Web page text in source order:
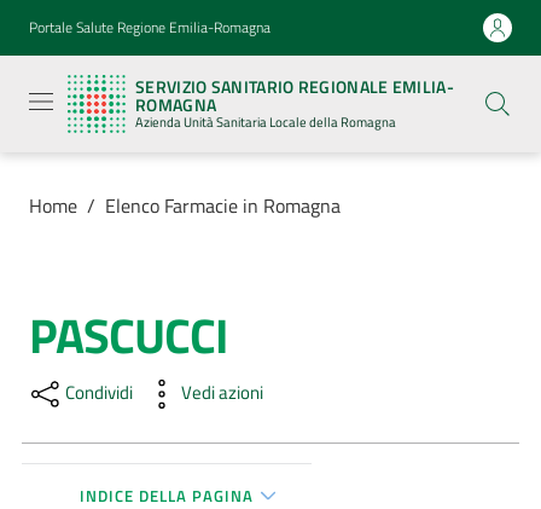
Vai al contenuto
Vai alla navigazione
Vai al footer
Portale Salute Regione Emilia-Romagna
SERVIZIO SANITARIO REGIONALE EMILIA-
ROMAGNA
Azienda Unità Sanitaria Locale della Romagna
Sanitario
Regionale
Emilia-
Romagna
Azienda
Sanitaria
Locale della
Azienda
Servizi
Luoghi
Home / Elenco Farmacie in Romagna
Salta al contenuto
PASCUCCI
Condividi Vedi azioni
INDICE DELLA PAGINA